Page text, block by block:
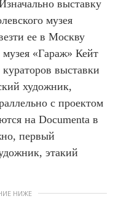
выставку
музея
ее в Москву
«Гараж» Кейт
выставки
художник,
с проектом
на Documenta в
первый
этакий
НИЖЕ